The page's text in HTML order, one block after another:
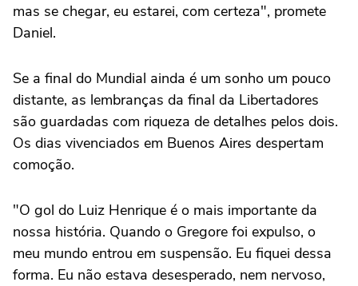
mas se chegar, eu estarei, com certeza", promete
Daniel.
Se a final do Mundial ainda é um sonho um pouco
distante, as lembranças da final da Libertadores
são guardadas com riqueza de detalhes pelos dois.
Os dias vivenciados em Buenos Aires despertam
comoção.
"O gol do Luiz Henrique é o mais importante da
nossa história. Quando o Gregore foi expulso, o
meu mundo entrou em suspensão. Eu fiquei dessa
forma. Eu não estava desesperado, nem nervoso,